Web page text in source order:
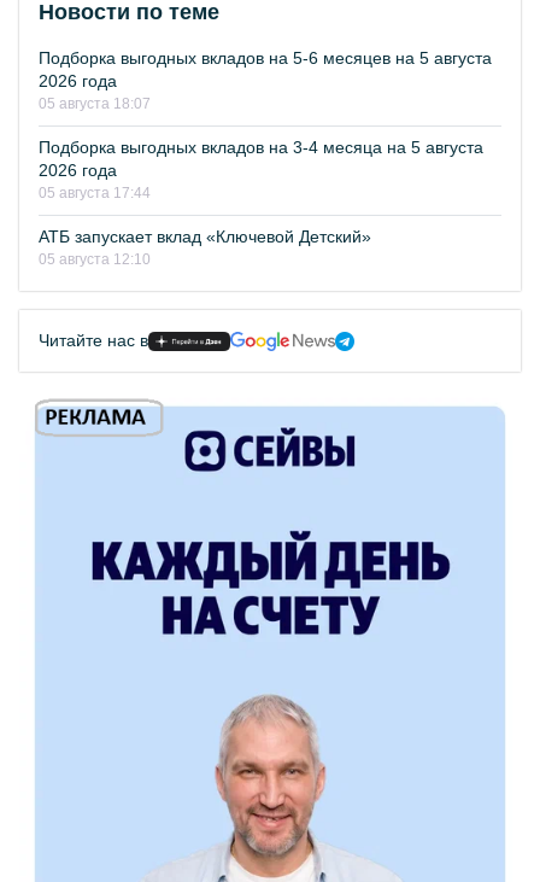
Новости по теме
Подборка выгодных вкладов на 5-6 месяцев на 5 августа
2026 года
05 августа 18:07
Подборка выгодных вкладов на 3-4 месяца на 5 августа
2026 года
05 августа 17:44
АТБ запускает вклад «Ключевой Детский»
05 августа 12:10
Читайте нас в